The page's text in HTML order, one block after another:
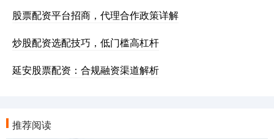
股票配资平台招商，代理合作政策详解
炒股配资选配技巧，低门槛高杠杆
延安股票配资：合规融资渠道解析
推荐阅读